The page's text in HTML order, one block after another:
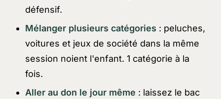
défensif.
Mélanger plusieurs catégories : peluches,
voitures et jeux de société dans la même
session noient l'enfant. 1 catégorie à la
fois.
Aller au don le jour même : laissez le bac